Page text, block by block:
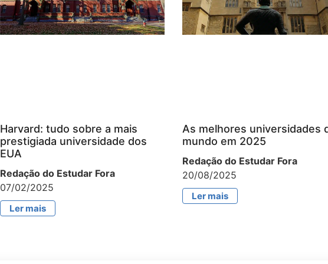
Harvard: tudo sobre a mais
prestigiada universidade dos
EUA
Redação do Estudar Fora
07/02/2025
Ler mais
As melhores universidades
mundo em 2025
Redação do Estudar Fora
20/08/2025
Ler mais